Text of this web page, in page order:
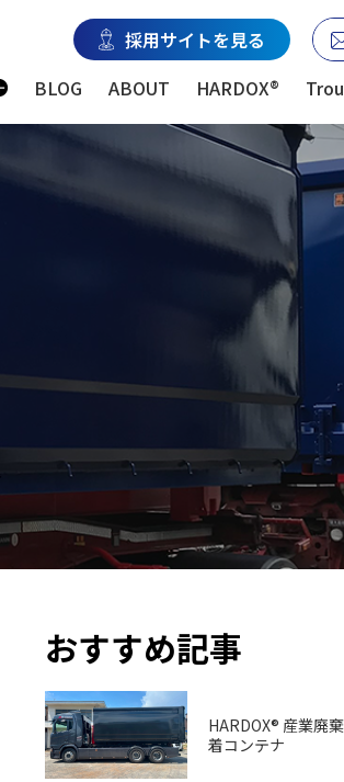
BLOG ABOUT HARDOX®
採用サイトを見る
おすすめ記事
HARDOX® 産業廃
着コンテナ